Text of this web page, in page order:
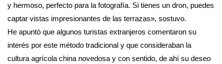
y hermoso, perfecto para la fotografía. Si tienes un dron, puedes
captar vistas impresionantes de las terrazas», sostuvo.
He apuntó que algunos turistas extranjeros comentaron su
interés por este método tradicional y que consideraban la
cultura agrícola china novedosa y con sentido, de ahí su deseo